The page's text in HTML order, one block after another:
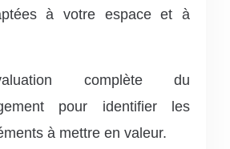
à votre espace et à
complète du
pour identifier les
à mettre en valeur.